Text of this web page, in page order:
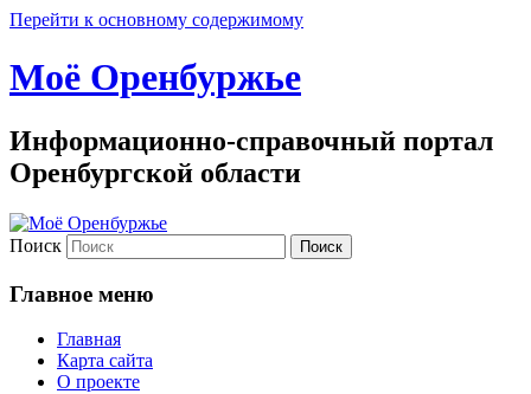
Перейти к основному содержимому
Моё Оренбуржье
Информационно-справочный портал
Оренбургской области
Поиск
Главное меню
Главная
Карта сайта
О проекте